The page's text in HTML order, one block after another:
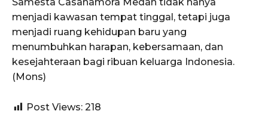
Samesta Casanamora Medan tidak hanya
menjadi kawasan tempat tinggal, tetapi juga
menjadi ruang kehidupan baru yang
menumbuhkan harapan, kebersamaan, dan
kesejahteraan bagi ribuan keluarga Indonesia.
(Mons)
Post Views: 218